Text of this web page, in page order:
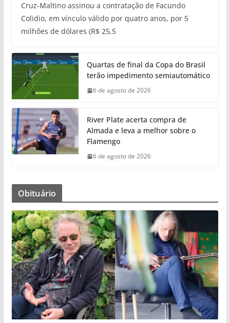
Cruz-Maltino assinou a contratação de Facundo
Colidio, em vínculo válido por quatro anos, por 5
milhões de dólares (R$ 25,5
Quartas de final da Copa do Brasil
terão impedimento semiautomático
6 de agosto de 2026
River Plate acerta compra de
Almada e leva a melhor sobre o
Flamengo
6 de agosto de 2026
Obituário